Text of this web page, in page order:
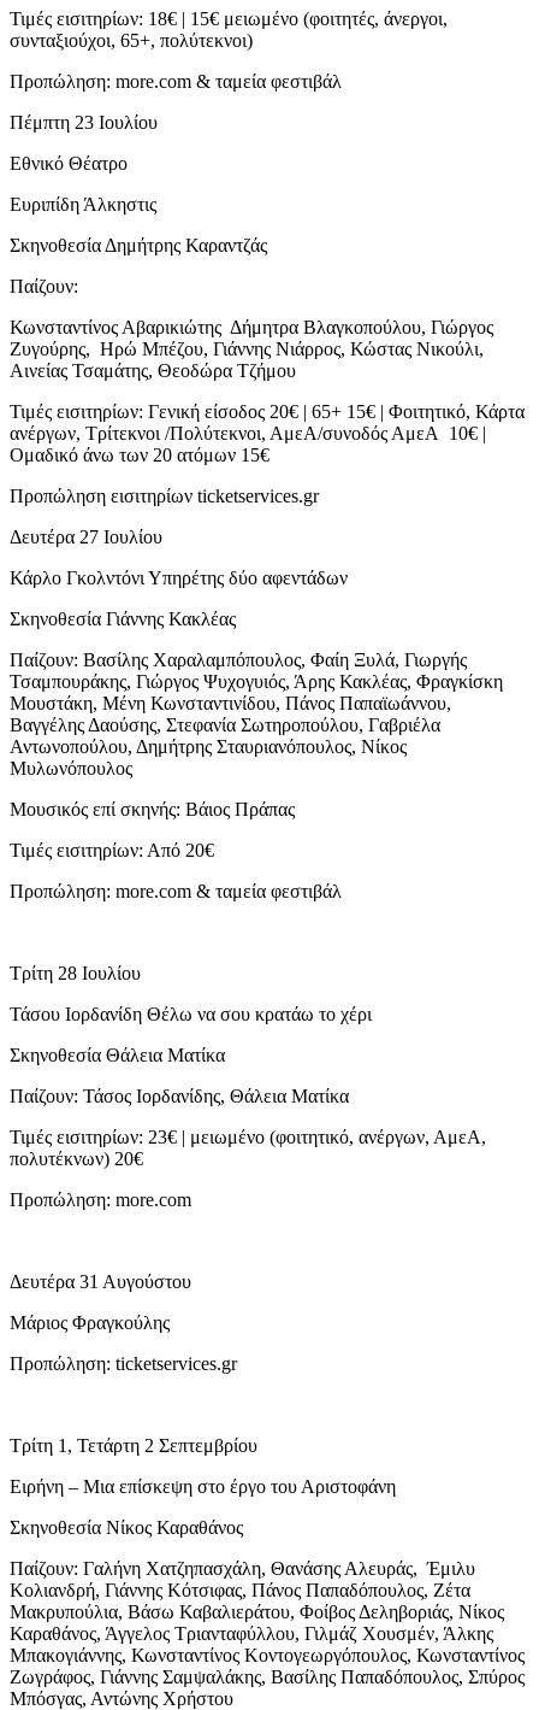
Τιμές εισιτηρίων: 18€ | 15€ μειωμένο (φοιτητές, άνεργοι,
συνταξιούχοι, 65+, πολύτεκνοι)
Προπώληση: more.com & ταμεία φεστιβάλ
Πέμπτη 23 Ιουλίου
Εθνικό Θέατρο
Ευριπίδη Άλκηστις
Σκηνοθεσία Δημήτρης Καραντζάς
Παίζουν:
Κωνσταντίνος Αβαρικιώτης Δήμητρα Βλαγκοπούλου, Γιώργος
Ζυγούρης, Ηρώ Μπέζου, Γιάννης Νιάρρος, Κώστας Νικούλι,
Αινείας Τσαμάτης, Θεοδώρα Τζήμου
Τιμές εισιτηρίων: Γενική είσοδος 20€ | 65+ 15€ | Φοιτητικό, Κάρτα
ανέργων, Τρίτεκνοι /Πολύτεκνοι, ΑμεΑ/συνοδός ΑμεΑ 10€ |
Ομαδικό άνω των 20 ατόμων 15€
Προπώληση εισιτηρίων ticketservices.gr
Δευτέρα 27 Ιουλίου
Κάρλο Γκολντόνι Υπηρέτης δύο αφεντάδων
Σκηνοθεσία Γιάννης Κακλέας
Παίζουν: Βασίλης Χαραλαμπόπουλος, Φαίη Ξυλά, Γιωργής
Τσαμπουράκης, Γιώργος Ψυχογυιός, Άρης Κακλέας, Φραγκίσκη
Μουστάκη, Μένη Κωνσταντινίδου, Πάνος Παπαϊωάννου,
Βαγγέλης Δαούσης, Στεφανία Σωτηροπούλου, Γαβριέλα
Αντωνοπούλου, Δημήτρης Σταυριανόπουλος, Νίκος
Μυλωνόπουλος
Μουσικός επί σκηνής: Βάιος Πράπας
Τιμές εισιτηρίων: Από 20€
Προπώληση: more.com & ταμεία φεστιβάλ
Τρίτη 28 Ιουλίου
Τάσου Ιορδανίδη Θέλω να σου κρατάω το χέρι
Σκηνοθεσία Θάλεια Ματίκα
Παίζουν: Τάσος Ιορδανίδης, Θάλεια Ματίκα
Τιμές εισιτηρίων: 23€ | μειωμένο (φοιτητικό, ανέργων, ΑμεΑ,
πολυτέκνων) 20€
Προπώληση: more.com
Δευτέρα 31 Αυγούστου
Μάριος Φραγκούλης
Προπώληση: ticketservices.gr
Τρίτη 1, Τετάρτη 2 Σεπτεμβρίου
Ειρήνη – Μια επίσκεψη στο έργο του Αριστοφάνη
Σκηνοθεσία Νίκος Καραθάνος
Παίζουν: Γαλήνη Χατζηπασχάλη, Θανάσης Αλευράς, Έμιλυ
Κολιανδρή, Γιάννης Κότσιφας, Πάνος Παπαδόπουλος, Ζέτα
Μακρυπούλια, Βάσω Καβαλιεράτου, Φοίβος Δεληβοριάς, Νίκος
Καραθάνος, Άγγελος Τριανταφύλλου, Γιλμάζ Χουσμέν, Άλκης
Μπακογιάννης, Κωνσταντίνος Κοντογεωργόπουλος, Κωνσταντίνος
Ζωγράφος, Γιάννης Σαμψαλάκης, Βασίλης Παπαδόπουλος, Σπύρος
Μπόσγας, Αντώνης Χρήστου